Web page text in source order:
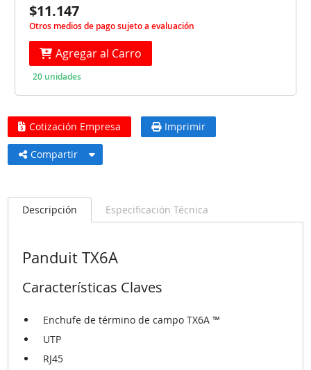
$11.147
Otros medios de pago sujeto a evaluación
Agregar al Carro
20 unidades
Cotización Empresa Imprimir
Compartir
Descripción Especificación Técnica
Panduit TX6A
Características Claves
Enchufe de término de campo TX6A ™
UTP
RJ45